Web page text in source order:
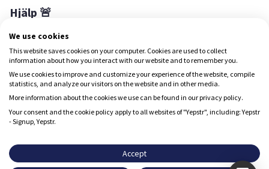
Hjälp 🚨
Hjälpcenter
Ladda ned Yepstr
Ladda ned Yepstr
upplevelse.
We use cookies
This website saves cookies on your computer. Cookies are used to collect
information about how you interact with our website and to remember you.
We use cookies to improve and customize your experience of the website, compile
statistics, and analyze our visitors on the website and in other media.
More information about the cookies we use can be found in our privacy policy.
Your consent and the cookie policy apply to all websites of "Yepstr", including: Yepstr
- Signup, Yepstr.
Accept